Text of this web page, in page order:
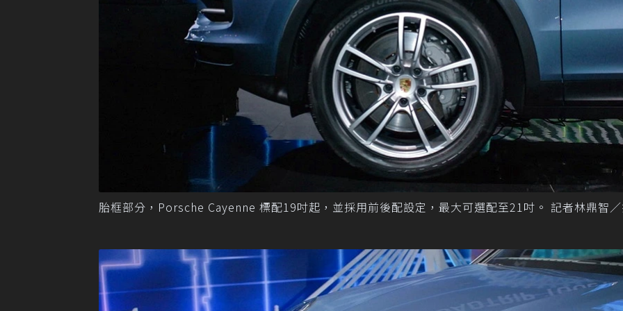
胎框部分，Porsche Cayenne 標配19吋起，並採用前後配設定，最大可選配至21吋。 記者林鼎智